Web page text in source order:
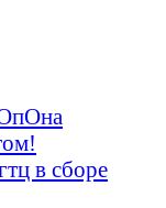
в сборе